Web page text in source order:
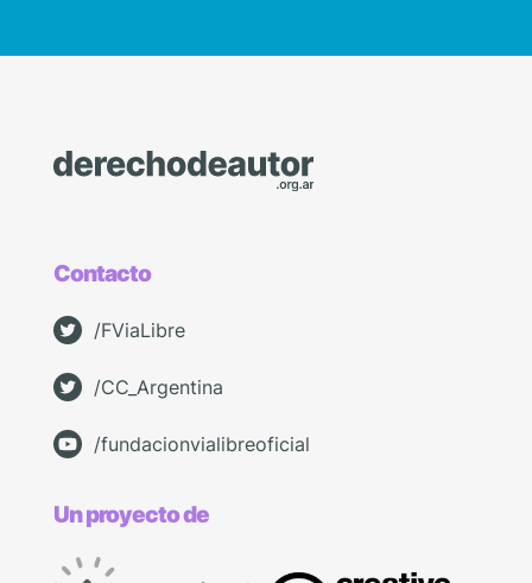
Contacto
/FViaLibre
/CC_Argentina
/fundacionvialibreoficial
Un proyecto de